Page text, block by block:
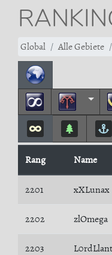
Global Alle Gebiete
Rang Name
2201 xXLunax
2202 zlOmega
2203